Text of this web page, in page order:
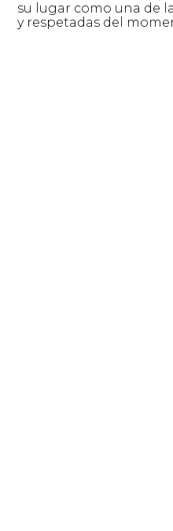
su lugar como una de
y respetadas del